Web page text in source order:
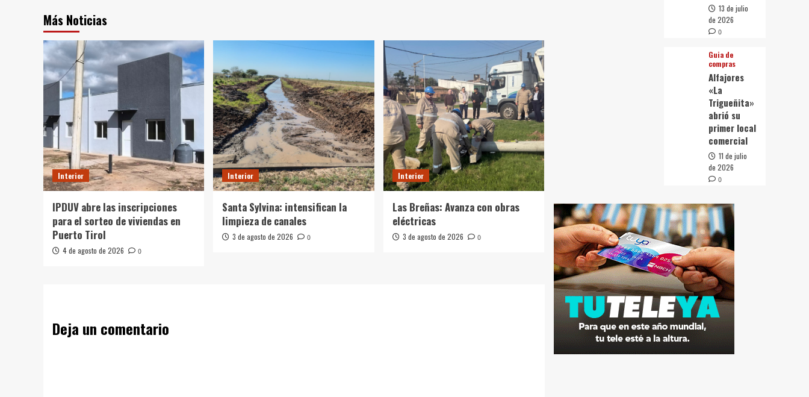
Más Noticias
Interior
IPDUV abre las inscripciones
para el sorteo de viviendas en
Puerto Tirol
4 de agosto de 2026 0
Interior
Santa Sylvina: intensifican la
limpieza de canales
3 de agosto de 2026 0
Interior
Las Breñas: Avanza con obras
eléctricas
3 de agosto de 2026 0
Deja un comentario
13 de julio
de 2026
0
Guia de
compras
Alfajores
«La
Trigueñita»
abrió su
primer local
comercial
11 de julio
de 2026
0